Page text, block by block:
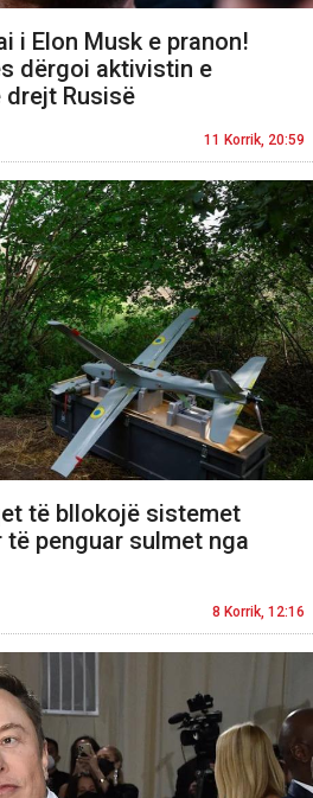
i Elon Musk e pranon!
dërgoi aktivistin e
Rusisë
11 Korrik, 20:59
të bllokojë sistemet
penguar sulmet nga
8 Korrik, 12:16